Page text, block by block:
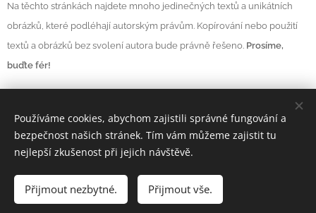
Na těchto stránkách najdete mnoho jedinečných textů a unikátních
obrázků, které podléhají autorským právům. Kopírování nebo použití
textů a obrázků bez svolení autora bude právně řešeno. Prosíme,
buďte fér!
Vytvořeno službouWebnode Cookies
Měna
CZK Kč
EUR €
Používáme cookies, abychom zajistili správné fungování a
bezpečnost našich stránek. Tím vám můžeme zajistit tu
nejlepší zkušenost při jejich návštěvě.
Přijmout nezbytné. Přijmout vše.